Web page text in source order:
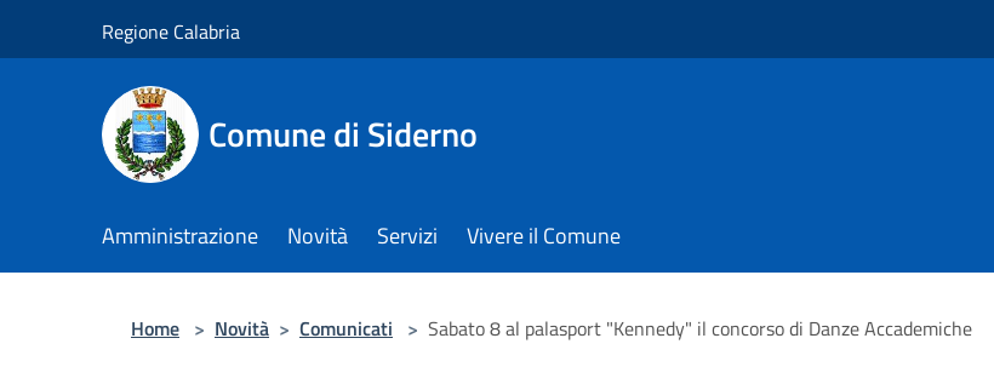
Regione Calabria
Comune di Siderno
Amministrazione Novità Servizi Vivere il Comune
Home > Novità > Comunicati > Sabato 8 al palasport "Kennedy" il concorso di Danze Accademiche